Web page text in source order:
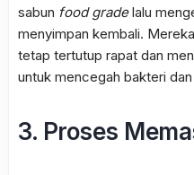
sabun food gradelalu
menyimpan kembali.
tetap tertutup rapat dan
untuk mencegah bakteri
3. Proses